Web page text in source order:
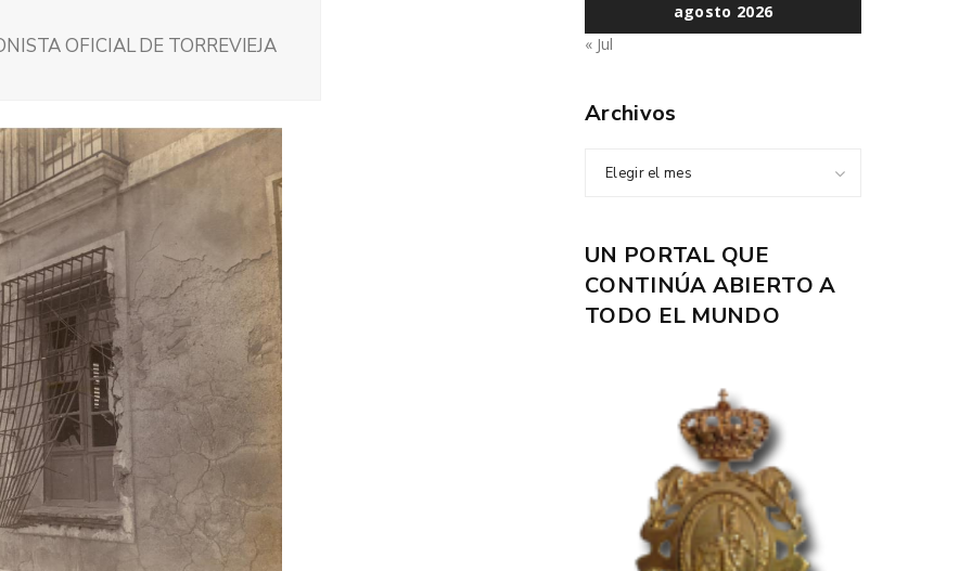
OFICIAL DE TORREVIEJA
agosto 2026
« Jul
Archivos
Elegir el mes
UN PORTAL QUE
CONTINÚA ABIERTO A
TODO EL MUNDO